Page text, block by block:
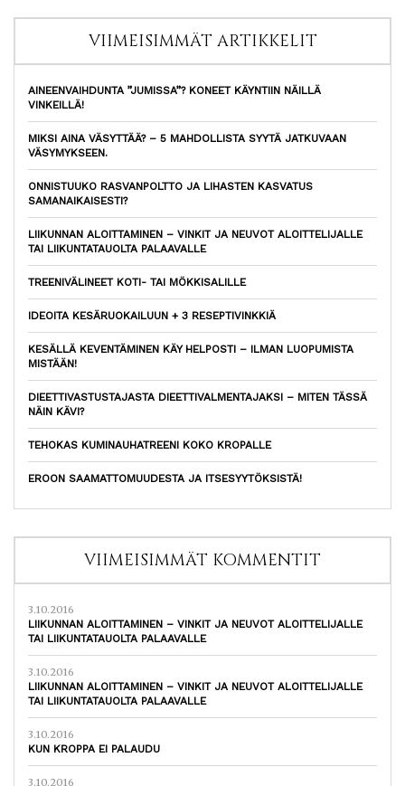
VIIMEISIMMÄT ARTIKKELIT
AINEENVAIHDUNTA ”JUMISSA”? KONEET KÄYNTIIN NÄILLÄ
VINKEILLÄ!
MIKSI AINA VÄSYTTÄÄ? – 5 MAHDOLLISTA SYYTÄ JATKUVAAN
VÄSYMYKSEEN.
ONNISTUUKO RASVANPOLTTO JA LIHASTEN KASVATUS
SAMANAIKAISESTI?
LIIKUNNAN ALOITTAMINEN – VINKIT JA NEUVOT ALOITTELIJALLE
TAI LIIKUNTATAUOLTA PALAAVALLE
TREENIVÄLINEET KOTI- TAI MÖKKISALILLE
IDEOITA KESÄRUOKAILUUN + 3 RESEPTIVINKKIÄ
KESÄLLÄ KEVENTÄMINEN KÄY HELPOSTI – ILMAN LUOPUMISTA
MISTÄÄN!
DIEETTIVASTUSTAJASTA DIEETTIVALMENTAJAKSI – MITEN TÄSSÄ
NÄIN KÄVI?
TEHOKAS KUMINAUHATREENI KOKO KROPALLE
EROON SAAMATTOMUUDESTA JA ITSESYYTÖKSISTÄ!
VIIMEISIMMÄT KOMMENTIT
3.10.2016
LIIKUNNAN ALOITTAMINEN – VINKIT JA NEUVOT ALOITTELIJALLE
TAI LIIKUNTATAUOLTA PALAAVALLE
3.10.2016
LIIKUNNAN ALOITTAMINEN – VINKIT JA NEUVOT ALOITTELIJALLE
TAI LIIKUNTATAUOLTA PALAAVALLE
3.10.2016
KUN KROPPA EI PALAUDU
3.10.2016